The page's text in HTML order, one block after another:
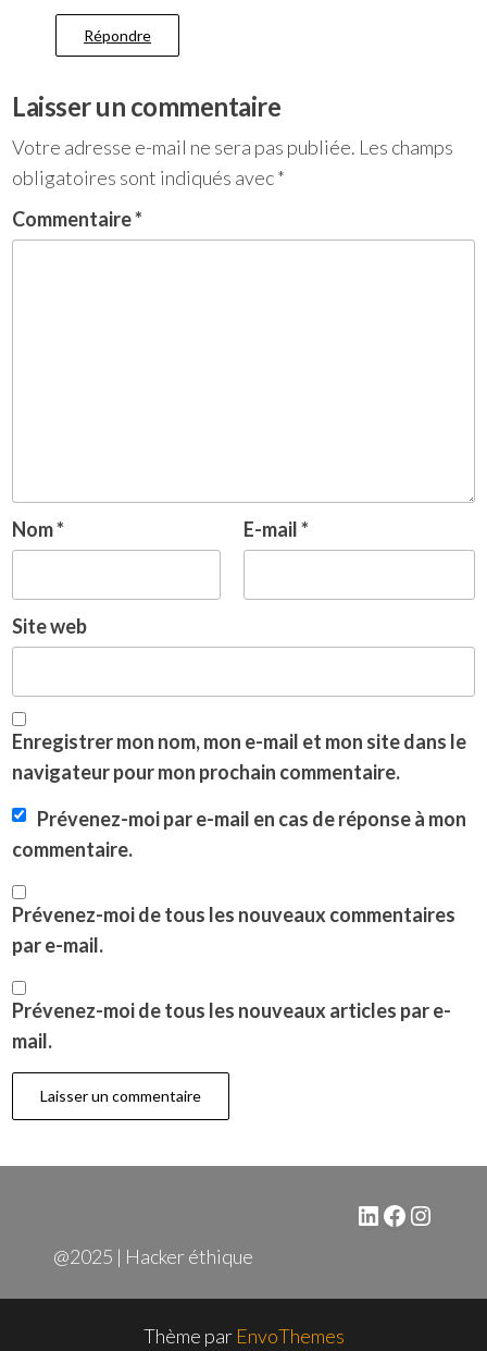
Répondre
Laisser un commentaire
Votre adresse e-mail ne sera pas publiée. Les champs
obligatoires sont indiqués avec*
Commentaire*
Nom* E-mail*
Site web
Enregistrer mon nom, mon e-mail et mon site dans le
navigateur pour mon prochain commentaire.
Prévenez-moi par e-mail en cas de réponse à mon
commentaire.
Prévenez-moi de tous les nouveaux commentaires
par e-mail.
Prévenez-moi de tous les nouveaux articles par e-
mail.
LinkedIn
@2025 | Hacker éthique
Thème par EnvoThemes